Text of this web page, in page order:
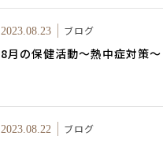
2023.08.23 ブログ
8月の保健活動～熱中症対策～
2023.08.22 ブログ